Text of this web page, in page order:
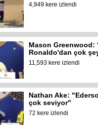
4,949 kere izlendi
Mason Greenwood:
Ronaldo'dan çok
11,593 kere izlendi
Nathan Ake:
çok seviyor"
72 kere izlendi